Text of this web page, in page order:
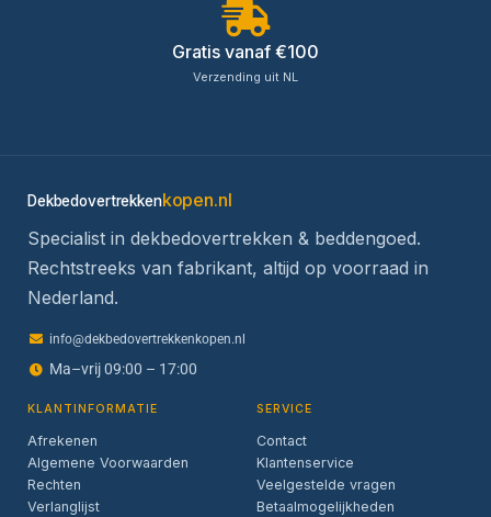
Gratis vanaf €100
Verzending uit NL
Dekbedovertrekkenkopen.nl
Specialist in dekbedovertrekken & beddengoed.
Rechtstreeks van fabrikant, altijd op voorraad in
Nederland.
info@dekbedovertrekkenkopen.nl
Ma–vrij 09:00 – 17:00
KLANTINFORMATIE
Afrekenen
Algemene Voorwaarden
Rechten
Verlanglijst
SERVICE
Contact
Klantenservice
Veelgestelde vragen
Betaalmogelijkheden